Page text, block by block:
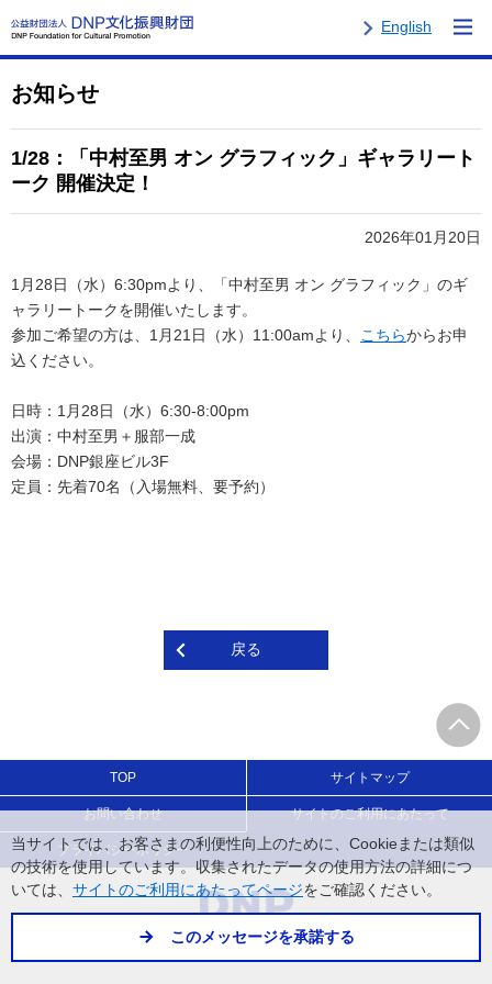
English
お知らせ
1/28：「中村至男 オン グラフィック」ギャラリート
ーク 開催決定！
2026年01月20日
1月28日（水）6:30pmより、「中村至男 オン グラフィック」のギ
ャラリートークを開催いたします。
参加ご希望の方は、1月21日（水）11:00amより、
こちらからお申
込ください。
日時：1月28日（水）6:30-8:00pm
出演：中村至男＋服部一成
会場：DNP銀座ビル3F
定員：先着70名（入場無料、要予約）
戻る
TOP サイトマップ
お問い合わせ サイトのご利用にあたって
プライバシーポリシー
当サイトでは、お客さまの利便性向上のために、Cookieまたは類似
の技術を使用しています。収集されたデータの使用方法の詳細につ
いては、 サイトのご利用にあたってページをご確認ください。
このメッセージを承諾する